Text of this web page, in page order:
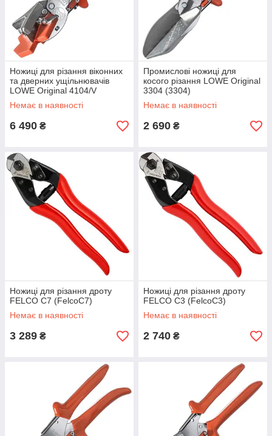
Ножиці для різання віконних
та дверних ущільнювачів
LOWE Original 4104/V
(4104/V)
Немає в наявності
6 490 ₴
Промислові ножиці для
косого різання LOWE Original
3304 (3304)
Немає в наявності
2 690 ₴
Ножиці для різання дроту
FELCO C7 (FelcoC7)
Немає в наявності
3 289 ₴
Ножиці для різання дроту
FELCO C3 (FelcoC3)
Немає в наявності
2 740 ₴